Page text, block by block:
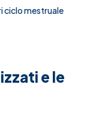
ciclo mestruale
e le